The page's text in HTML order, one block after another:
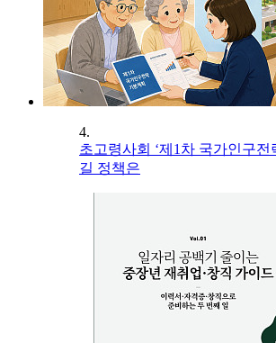
4.
초고령사회 ‘제1차 국가인구전
길 정책은